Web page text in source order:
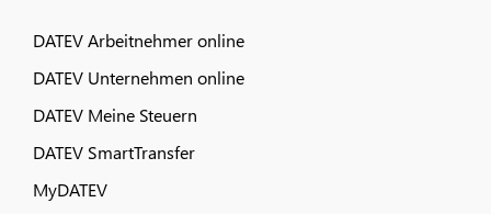
DATEV Arbeitnehmer online
DATEV Unternehmen online
DATEV Meine Steuern
DATEV SmartTransfer
MyDATEV